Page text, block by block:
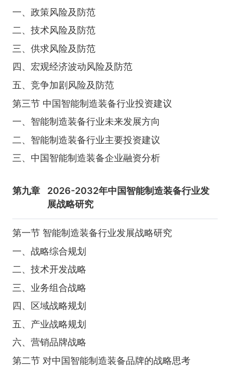
一、政策风险及防范
二、技术风险及防范
三、供求风险及防范
四、宏观经济波动风险及防范
五、竞争加剧风险及防范
第三节 中国智能制造装备行业投资建议
一、智能制造装备行业未来发展方向
二、智能制造装备行业主要投资建议
三、中国智能制造装备企业融资分析
第九章
2026-2032年中国智能制造装备行业发
展战略研究
第一节 智能制造装备行业发展战略研究
一、战略综合规划
二、技术开发战略
三、业务组合战略
四、区域战略规划
五、产业战略规划
六、营销品牌战略
第二节 对中国智能制造装备品牌的战略思考